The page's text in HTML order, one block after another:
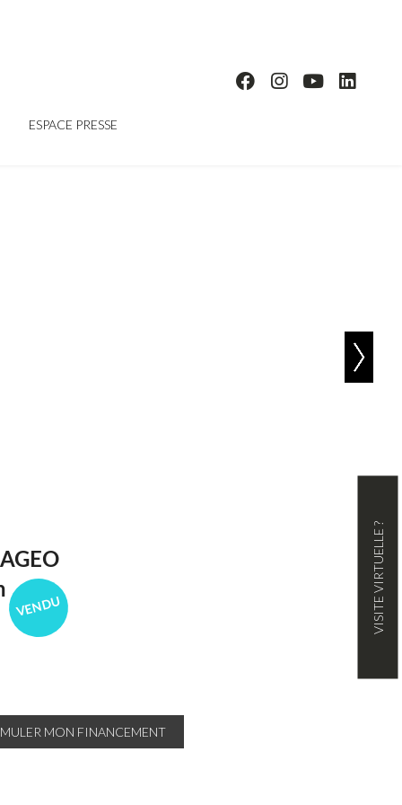
ESPACE PRESSE
VENDU
MON FINANCEMENT
VISITE VIRTUELLE ?